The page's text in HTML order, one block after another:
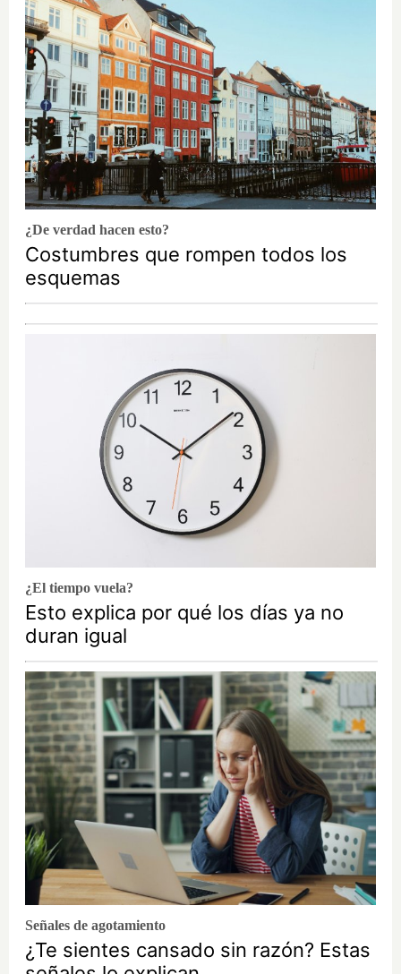
¿De verdad hacen esto?
Costumbres que rompen todos los
esquemas
¿El tiempo vuela?
Esto explica por qué los días ya no
duran igual
Señales de agotamiento
¿Te sientes cansado sin razón? Estas